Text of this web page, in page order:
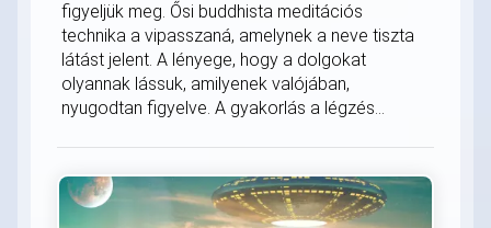
figyeljük meg. Ősi buddhista meditációs
technika a vipasszaná, amelynek a neve tiszta
látást jelent. A lényege, hogy a dolgokat
olyannak lássuk, amilyenek valójában,
nyugodtan figyelve. A gyakorlás a légzés...